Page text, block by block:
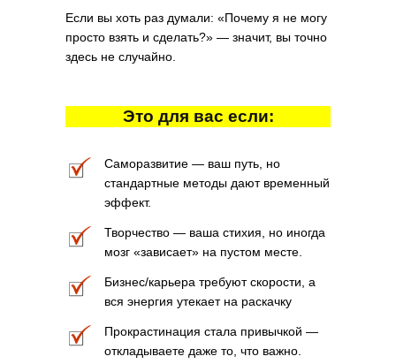
Если вы хоть раз думали: «Почему я не могу
просто взять и сделать?» — значит, вы точно
здесь не случайно.
Это для вас если:
Саморазвитие — ваш путь, но
стандартные методы дают временный
эффект.
Творчество — ваша стихия, но иногда
мозг «зависает» на пустом месте.
Бизнес/карьера требуют скорости, а
вся энергия утекает на раскачку
Прокрастинация стала привычкой —
откладываете даже то, что важно.